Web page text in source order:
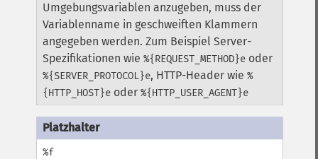
Umgebungsvariablen anzugeben, muss der
Variablenname in geschweiften Klammern
angegeben werden. Zum Beispiel Server-
Spezifikationen wie%{REQUEST_METHOD}e oder
%{SERVER_PROTOCOL}e, HTTP-Header wie%
{HTTP_HOST}e oder%{HTTP_USER_AGENT}e
%f